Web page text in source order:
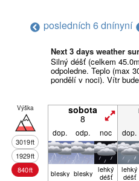
posledních 6 dnínyní
Next 3 days weather
Silný déšť (celkem
odpoledne. Teplo (max
pondělí v noci). Vítr
Výška
3019ft
1929ft
840ft
sobota
8
dop. odp. noc dop.
blesky blesky lehký
déšť
lehký
déšť